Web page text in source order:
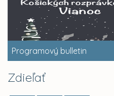
Programový bulletin
Zdieľať